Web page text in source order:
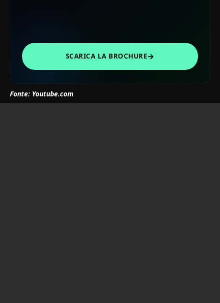
SCARICA LA BROCHURE→
Fonte: Youtube.com